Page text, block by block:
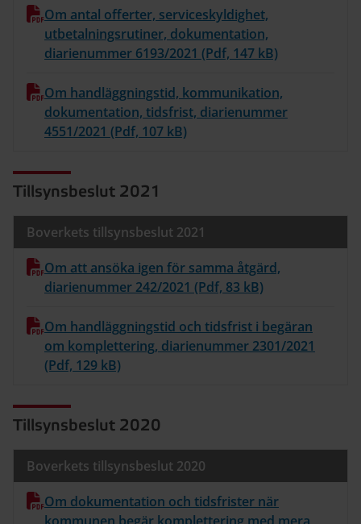
Om antal offerter, serviceskyldighet,
utbetalningsrutiner, dokumentation,
diarienummer 6193/2021 (Pdf, 147 kB)
Om handläggningstid, kommunikation,
dokumentation, tidsfrist, diarienummer
4551/2021 (Pdf, 107 kB)
Tillsynsbeslut 2021
Boverkets tillsynsbeslut 2021
Om att ansöka igen för samma åtgärd,
diarienummer 242/2021 (Pdf, 83 kB)
Om handläggningstid och tidsfrist i begäran
om komplettering, diarienummer 2301/2021
(Pdf, 129 kB)
Tillsynsbeslut 2020
Boverkets tillsynsbeslut 2020
Om dokumentation och tidsfrister när